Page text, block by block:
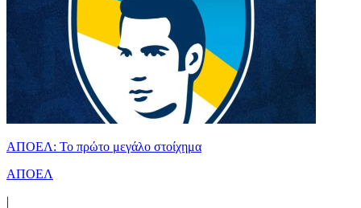
ΑΠΟΕΛ: Το πρώτο μεγάλο στοίχημα
ΑΠΟΕΛ
|